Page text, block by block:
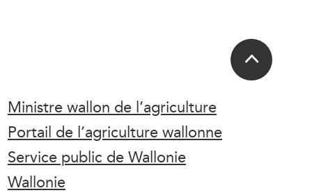
Ministre wallon de l’agriculture
Portail de l’agriculture wallonne
Service public de Wallonie
Wallonie